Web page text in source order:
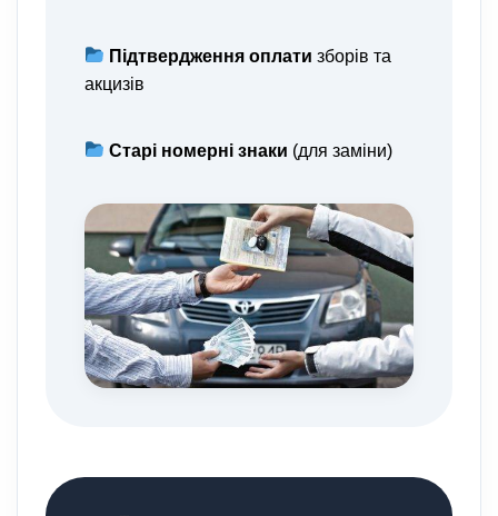
Підтвердження оплати зборів та
акцизів
Старі номерні знаки (для заміни)